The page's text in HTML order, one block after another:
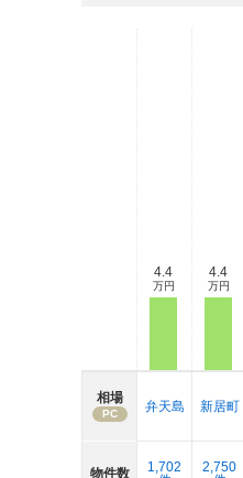
相場
PC
物件数
4.4
万円
弁天島
1,702
4.4
万円
新居町
2,750